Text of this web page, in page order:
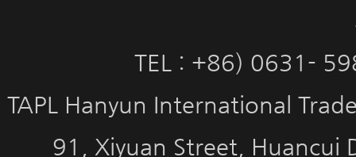
TEL : +86) 0631-
TAPL Hanyun International
91, Xiyuan Street, Huancui